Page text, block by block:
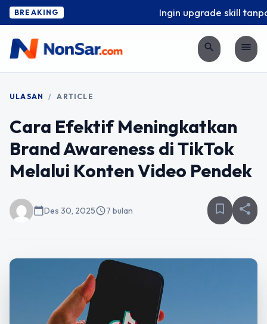
BREAKING Ingin upgrade skill tanpa
search menu
ULASAN / ARTICLE
Cara Efektif Meningkatkan
Brand Awareness di TikTok
Melalui Konten Video Pendek
calendar_todayDes 30, 2025schedule7 bulan bookmark_border share